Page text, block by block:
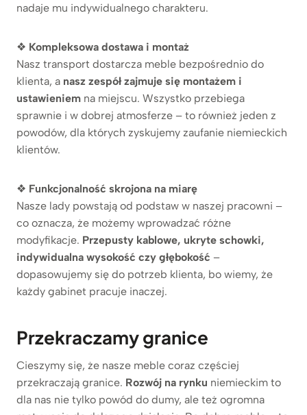
nadaje mu indywidualnego charakteru.
❖ Kompleksowa dostawa i montaż
Nasz transport dostarcza meble bezpośrednio do
klienta, a nasz zespół zajmuje się montażem i
ustawieniem na miejscu. Wszystko przebiega
sprawnie i w dobrej atmosferze – to również jeden z
powodów, dla których zyskujemy zaufanie niemieckich
klientów.
❖ Funkcjonalność skrojona na miarę
Nasze lady powstają od podstaw w naszej pracowni –
co oznacza, że możemy wprowadzać różne
modyfikacje. Przepusty kablowe, ukryte schowki,
indywidualna wysokość czy głębokość –
dopasowujemy się do potrzeb klienta, bo wiemy, że
każdy gabinet pracuje inaczej.
Przekraczamy granice
Cieszymy się, że nasze meble coraz częściej
przekraczają granice. Rozwój na rynku niemieckim to
dla nas nie tylko powód do dumy, ale też ogromna